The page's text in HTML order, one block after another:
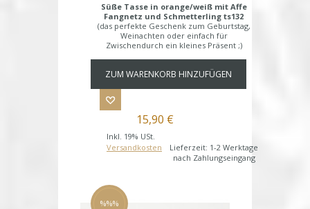
Süße Tasse in orange/weiß mit Affe
Fangnetz und Schmetterling ts132
(das perfekte Geschenk zum Geburtstag,
Weinachten oder einfach für
Zwischendurch ein kleines Präsent ;)
ZUM WARENKORB HINZUFÜGEN
15,90 €
Inkl. 19% USt.
Versandkosten
Lieferzeit: 1-2 Werktage
nach Zahlungseingang
%%%